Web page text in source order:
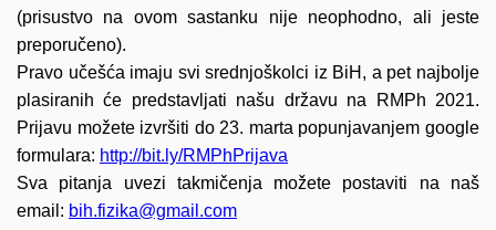
(prisustvo na ovom sastanku nije neophodno, ali jeste
preporučeno).
Pravo učešća imaju svi srednjoškolci iz BiH, a pet najbolje
plasiranih će predstavljati našu državu na RMPh 2021.
Prijavu možete izvršiti do 23. marta popunjavanjem google
formulara: http://bit.ly/RMPhPrijava
Sva pitanja uvezi takmičenja možete postaviti na naš
email: bih.fizika@gmail.com